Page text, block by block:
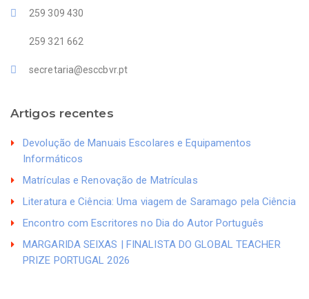
259 309 430
259 321 662
secretaria@esccbvr.pt
Artigos recentes
Devolução de Manuais Escolares e Equipamentos
Informáticos
Matrículas e Renovação de Matrículas
Literatura e Ciência: Uma viagem de Saramago pela Ciência
Encontro com Escritores no Dia do Autor Português
MARGARIDA SEIXAS | FINALISTA DO GLOBAL TEACHER
PRIZE PORTUGAL 2026